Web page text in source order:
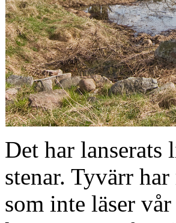
Det har
stenar. Tyvärr
som inte läser